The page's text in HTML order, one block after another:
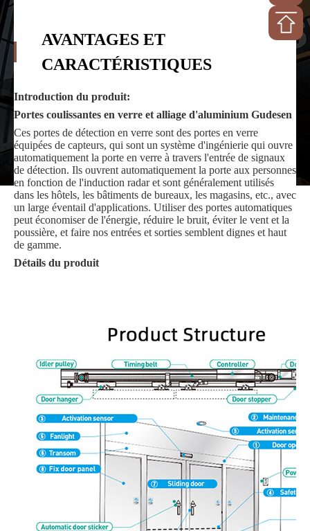
AVANTAGES ET
CARACTÉRISTIQUES
Introduction du produit:
Portes coulissantes en verre et alliage d'aluminium Gudesen
Ces portes de détection en verre sont des portes en verre
équipées de capteurs, qui sont un système d'ingénierie qui ouvre
automatiquement la porte en verre à travers l'entrée de signaux
de détection. Ils ouvrent automatiquement la porte aux personnes
en fonction de l'induction radar et sont généralement utilisés
dans les hôtels, les bâtiments de bureaux, les magasins, etc., avec
un large éventail d'applications. Utiliser des portes automatiques
peut économiser de l'énergie, réduire le bruit, éviter le vent et la
poussière, et faire nos entrées et sorties semblent dignes et haut
de gamme.
Détails du produit